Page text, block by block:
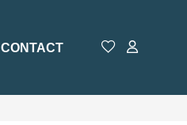
CONTACT